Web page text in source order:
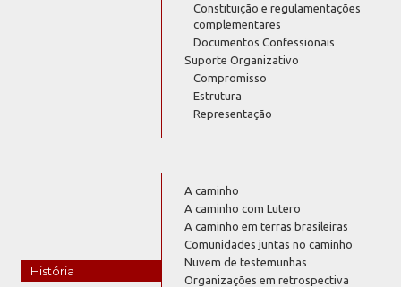
Constituição e regulamentações
complementares
Documentos Confessionais
Suporte Organizativo
Compromisso
Estrutura
Representação
História
A caminho
A caminho com Lutero
A caminho em terras brasileiras
Comunidades juntas no caminho
Nuvem de testemunhas
Organizações em retrospectiva